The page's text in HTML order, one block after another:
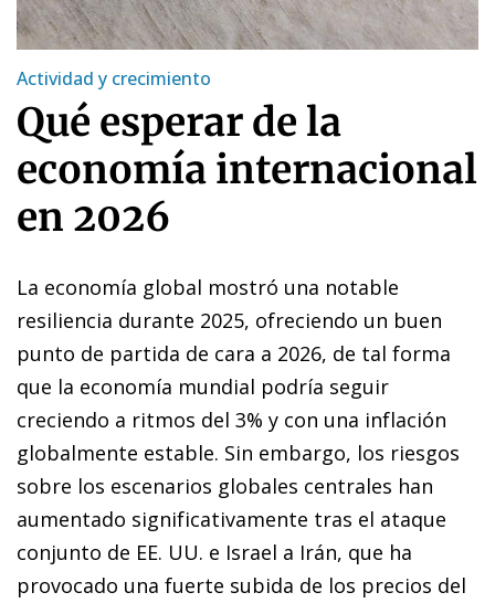
Actividad y crecimiento
Qué esperar de la
economía internacional
en 2026
La economía global mostró una notable
resiliencia durante 2025, ofreciendo un buen
punto de partida de cara a 2026, de tal forma
que la economía mundial podría seguir
creciendo a ritmos del 3% y con una inflación
globalmente estable. Sin embargo, los riesgos
sobre los escenarios globales centrales han
aumentado significativamente tras el ataque
conjunto de EE. UU. e Israel a Irán, que ha
provocado una fuerte subida de los precios del